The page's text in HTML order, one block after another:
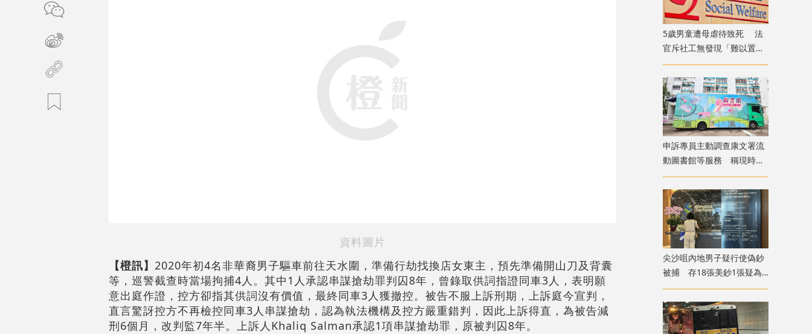
資料圖片
【橙訊】 2020年初4名非華裔男子驅車前往天水圍，準備行劫找換店女東主，預先準備開山刀及背囊
等，巡警截查時當場拘捕4人。其中1人承認串謀搶劫罪判囚8年，曾錄取供詞指證同車3人，表明願
意出庭作證，控方卻指其供詞沒有價值，最終同車3人獲撤控。被告不服上訴刑期，上訴庭今宣判，
直言驚訝控方不再檢控同車3人串謀搶劫，認為執法機構及控方嚴重錯判，因此上訴得直，為被告減
刑6個月，改判監7年半。上訴人Khaliq Salman承認1項串謀搶劫罪，原被判囚8年。
5歲男童遭母虐待致死 法
官斥社工無發現「難以置信
」 議員：全面檢討刻不容
緩
申訴專員主動調查康文署流
動圖書館等服務 稱現時使
用人次參差
尖沙咀內地男子疑行使偽鈔
被捕 存18張美鈔1張疑為
假